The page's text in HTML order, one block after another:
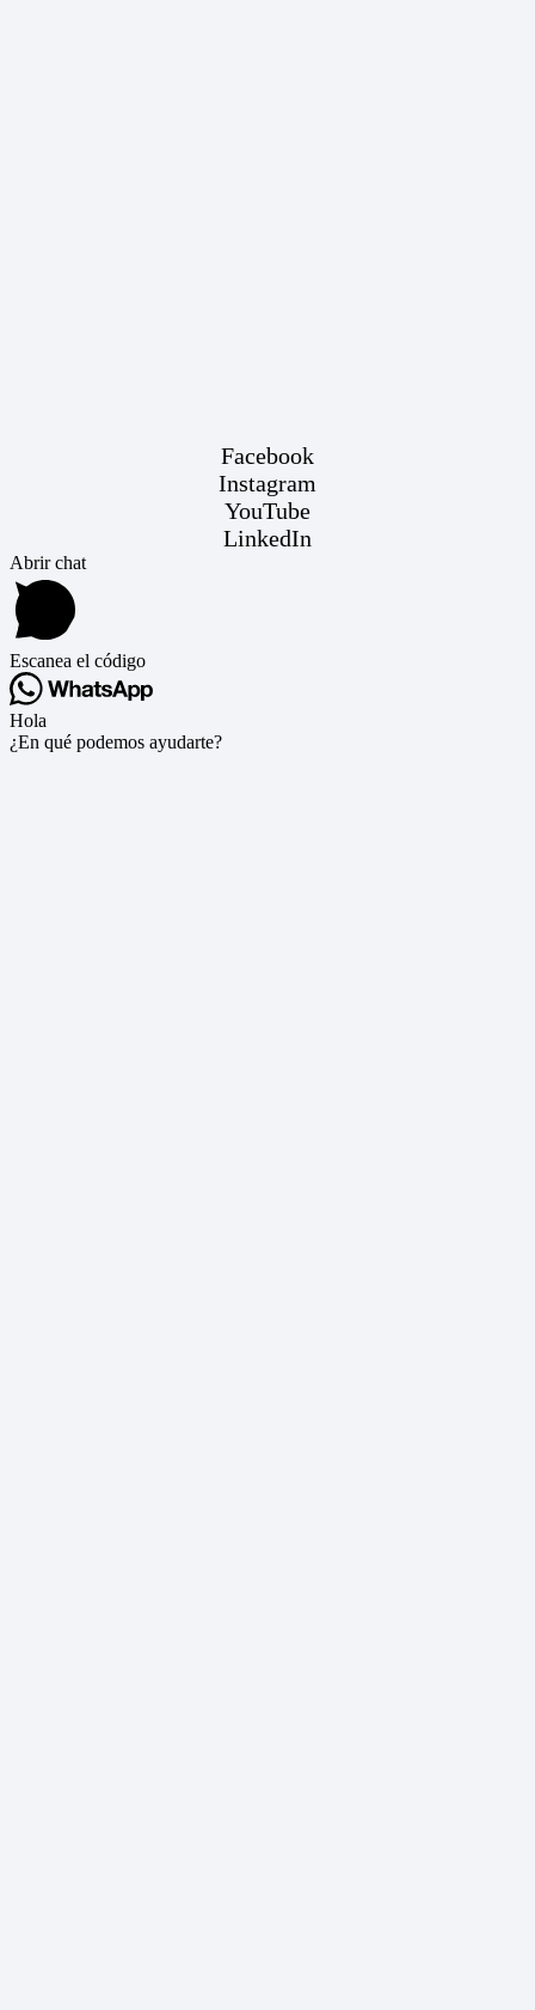
Facebook
Instagram
YouTube
LinkedIn
Abrir chat
Escanea el código
Hola
¿En qué podemos ayudarte?